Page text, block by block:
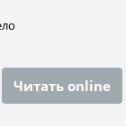
Читать online